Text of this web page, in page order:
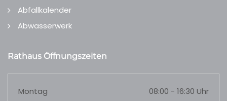
Abfallkalender
Abwasserwerk
Rathaus Öffnungszeiten
Montag
08:00 - 16:30 Uhr